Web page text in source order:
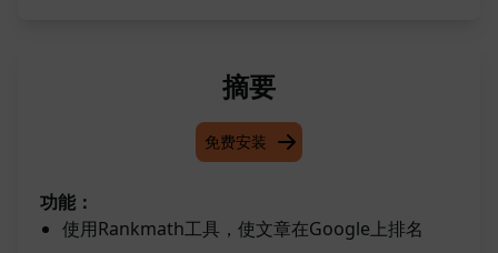
摘要
免费安装
功能：
使用Rankmath工具，使文章在Google上排名